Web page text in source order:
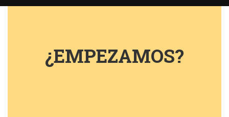
¿EMPEZAMOS?